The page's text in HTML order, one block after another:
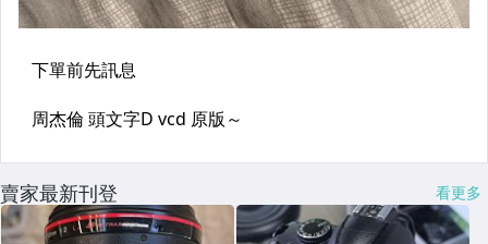
賣家最新刊登 看更多